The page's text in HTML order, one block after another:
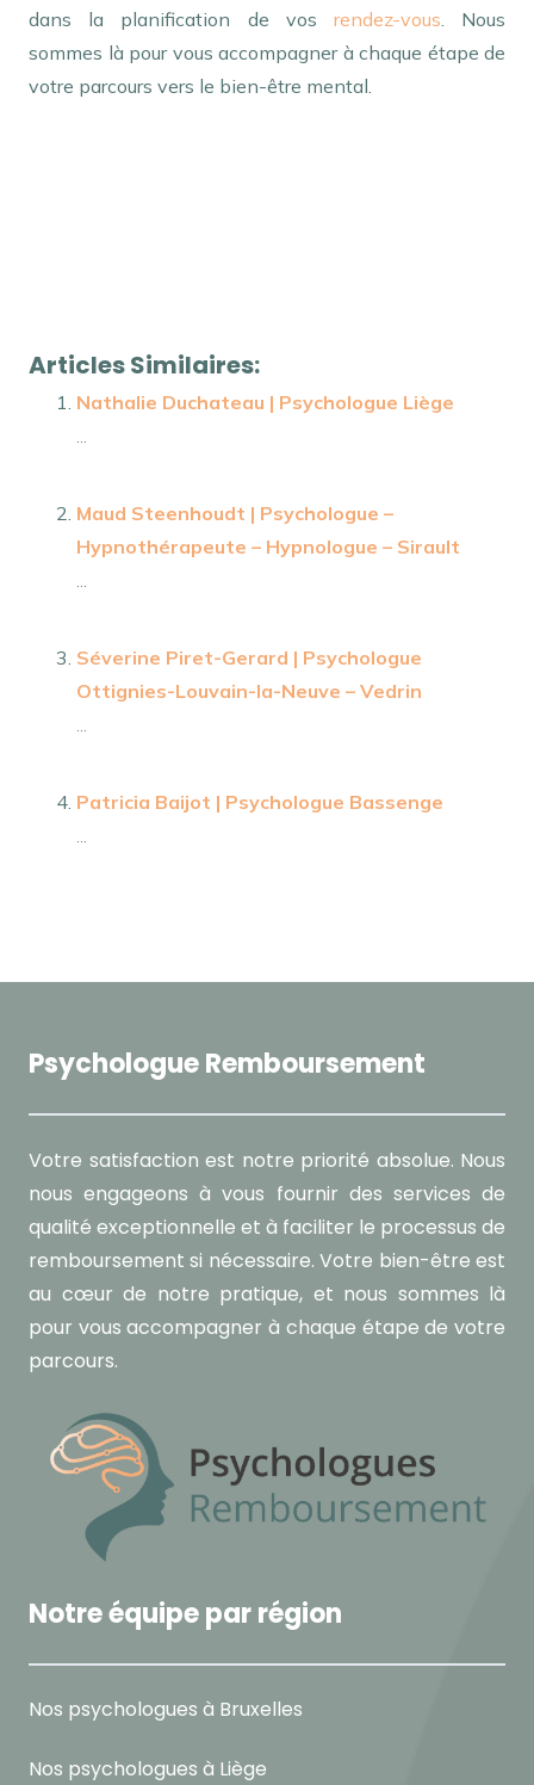
dans la planification de vos rendez-vous. Nous
sommes là pour vous accompagner à chaque étape de
votre parcours vers le bien-être mental.
Articles Similaires:
Nathalie Duchateau | Psychologue Liège
Maud Steenhoudt | Psychologue –
Hypnothérapeute – Hypnologue – Sirault
Séverine Piret-Gerard | Psychologue
Ottignies-Louvain-la-Neuve – Vedrin
Patricia Baijot | Psychologue Bassenge
Psychologue Remboursement
Votre satisfaction est notre priorité absolue. Nous
nous engageons à vous fournir des services de
qualité exceptionnelle et à faciliter le processus de
remboursement si nécessaire. Votre bien-être est
au cœur de notre pratique, et nous sommes là
pour vous accompagner à chaque étape de votre
parcours.
Notre équipe par région
Nos psychologues à Bruxelles
Nos psychologues à Liège